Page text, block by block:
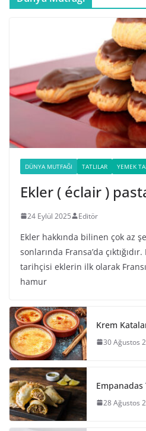
DÜNYA MUTFAĞI TATLILAR YEMEK
Ekler ( éclair )
24 Eylül 2025 Editör
Ekler hakkında bilinen çok az
sonlarında Fransa’da
tarihçisi eklerin ilk olarak
hamur
Krem
30 Ağustos
Empanadas
28 Ağustos